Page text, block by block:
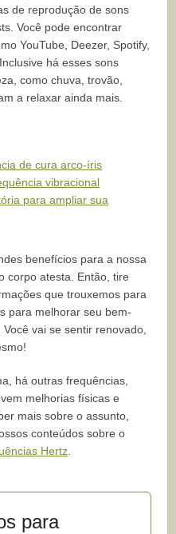
de reprodução de sons
Você pode encontrar
YouTube, Deezer, Spotify,
há esses sons
como chuva, trovão,
a relaxar ainda mais.
de cura arco-íris
vibracional
para ampliar sua
benefícios para a nossa
corpo atesta. Então, tire
que trouxemos para
para melhorar seu bem-
vai se sentir renovado,
há outras frequências,
melhorias físicas e
mais sobre o assunto,
conteúdos sobre o
Hertz.
para